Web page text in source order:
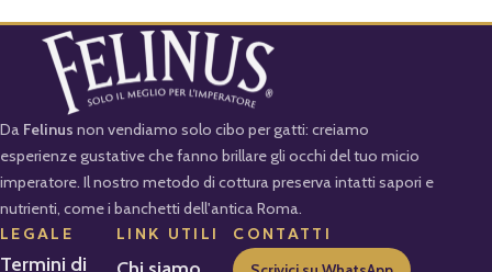
Da Felinus non vendiamo solo cibo per gatti: creiamo
esperienze gustative che fanno brillare gli occhi del tuo micio
imperatore. Il nostro metodo di cottura preserva intatti sapori e
nutrienti, come i banchetti dell'antica Roma.
LEGALE
Termini di
LINK UTILI
CONTATTI